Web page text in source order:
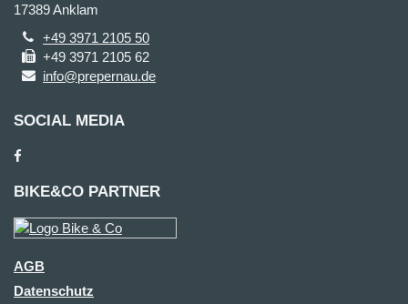
17389 Anklam
+49 3971 2105 50
+49 3971 2105 62
info@prepernau.de
SOCIAL MEDIA
BIKE&CO PARTNER
AGB
Datenschutz